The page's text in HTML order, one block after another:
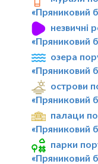
«Пряниковий
незвичні
«Пряниковий
озера
«Пряниковий
острови
«Пряниковий
палаци
«Пряниковий
парки
«Пряниковий